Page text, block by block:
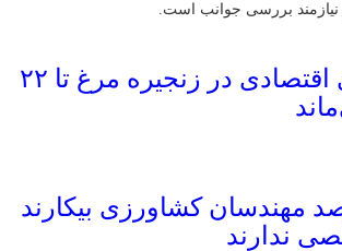
بررسی جوانب است.
اثر شوک‌های اقتصادی در زنجیره مرغ تا ۲۲
|۶۵ درصد مهندسان کشاورزی بیکارند
ندارند